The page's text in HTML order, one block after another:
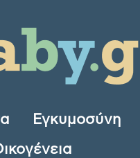
Εγκυμοσύνη